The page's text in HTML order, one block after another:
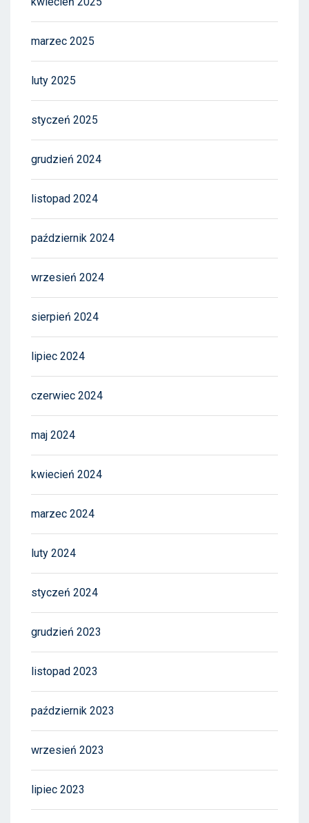
marzec 2025
luty 2025
styczeń 2025
grudzień 2024
listopad 2024
październik 2024
wrzesień 2024
sierpień 2024
lipiec 2024
czerwiec 2024
maj 2024
kwiecień 2024
marzec 2024
luty 2024
styczeń 2024
grudzień 2023
listopad 2023
październik 2023
wrzesień 2023
lipiec 2023